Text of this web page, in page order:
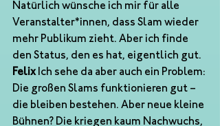
Natürlich wünsche ich mir für alle
Veranstalter*innen, dass Slam wieder
mehr Publikum zieht. Aber ich finde
den Status, den es hat, eigentlich gut.
Felix Ich sehe da aber auch ein Problem:
Die großen Slams funktionieren gut –
die bleiben bestehen. Aber neue kleine
Bühnen? Die kriegen kaum Nachwuchs,